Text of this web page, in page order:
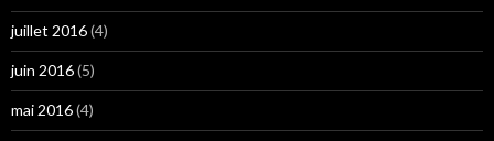
juillet 2016(4)
juin 2016(5)
mai 2016(4)